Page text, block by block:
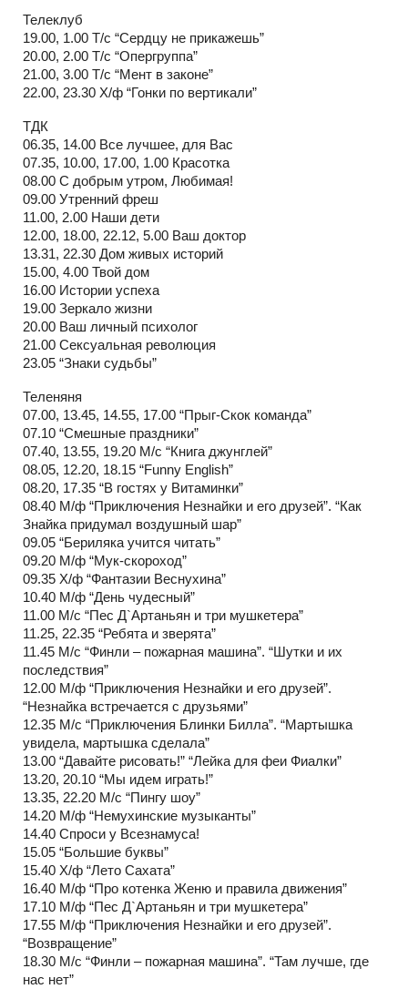
Телеклуб
19.00, 1.00 Т/с “Сердцу не прикажешь”
20.00, 2.00 Т/с “Опергруппа”
21.00, 3.00 Т/с “Мент в законе”
22.00, 23.30 Х/ф “Гонки по вертикали”
ТДК
06.35, 14.00 Все лучшее, для Вас
07.35, 10.00, 17.00, 1.00 Красотка
08.00 С добрым утром, Любимая!
09.00 Утренний фреш
11.00, 2.00 Наши дети
12.00, 18.00, 22.12, 5.00 Ваш доктор
13.31, 22.30 Дом живых историй
15.00, 4.00 Твой дом
16.00 Истории успеха
19.00 Зеркало жизни
20.00 Ваш личный психолог
21.00 Сексуальная революция
23.05 “Знаки судьбы”
Теленяня
07.00, 13.45, 14.55, 17.00 “Прыг-Скок команда”
07.10 “Смешные праздники”
07.40, 13.55, 19.20 М/с “Книга джунглей”
08.05, 12.20, 18.15 “Funny English”
08.20, 17.35 “В гостях у Витаминки”
08.40 М/ф “Приключения Незнайки и его друзей”. “Как
Знайка придумал воздушный шар”
09.05 “Бериляка учится читать”
09.20 М/ф “Мук-скороход”
09.35 Х/ф “Фантазии Веснухина”
10.40 М/ф “День чудесный”
11.00 М/с “Пес Д`Артаньян и три мушкетера”
11.25, 22.35 “Ребята и зверята”
11.45 М/с “Финли – пожарная машина”. “Шутки и их
последствия”
12.00 М/ф “Приключения Незнайки и его друзей”.
“Незнайка встречается с друзьями”
12.35 М/с “Приключения Блинки Билла”. “Мартышка
увидела, мартышка сделала”
13.00 “Давайте рисовать!” “Лейка для феи Фиалки”
13.20, 20.10 “Мы идем играть!”
13.35, 22.20 М/с “Пингу шоу”
14.20 М/ф “Немухинские музыканты”
14.40 Спроси у Всезнамуса!
15.05 “Большие буквы”
15.40 Х/ф “Лето Сахата”
16.40 М/ф “Про котенка Женю и правила движения”
17.10 М/ф “Пес Д`Артаньян и три мушкетера”
17.55 М/ф “Приключения Незнайки и его друзей”.
“Возвращение”
18.30 М/с “Финли – пожарная машина”. “Там лучше, где
нас нет”